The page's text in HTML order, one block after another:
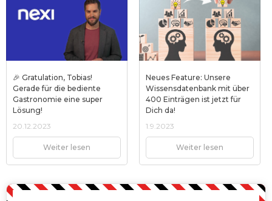
🎉 Gratulation, Tobias!
Gerade für die bediente
Gastronomie eine super
Lösung!
20.12.2023
Weiter lesen
Neues Feature: Unsere
Wissensdatenbank mit über
400 Einträgen ist jetzt für
Dich da!
1.9.2023
Weiter lesen